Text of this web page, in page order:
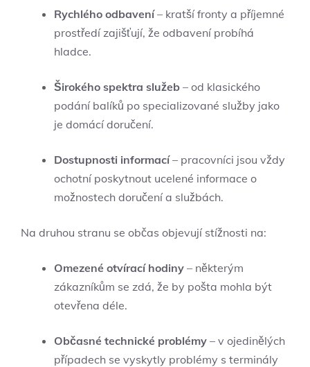
Rychlého odbavení– kratší fronty a příjemné
prostředí zajišťují, že odbavení probíhá
hladce.
Širokého spektra služeb – od klasického
podání balíků po specializované služby jako
je domácí doručení.
Dostupnosti informací– pracovníci jsou vždy
ochotní poskytnout ucelené informace o
možnostech doručení a službách.
Na druhou stranu se občas objevují stížnosti na:
Omezené otvírací hodiny – některým
zákazníkům se zdá, že by pošta mohla být
otevřena déle.
Občasné technické problémy – v ojedinělých
případech se vyskytly problémy s terminály